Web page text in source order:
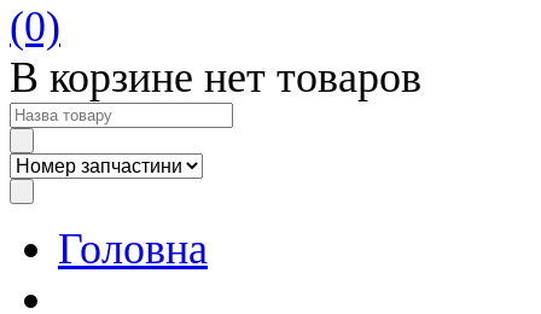
(0)
В корзине нет товаров
Головна